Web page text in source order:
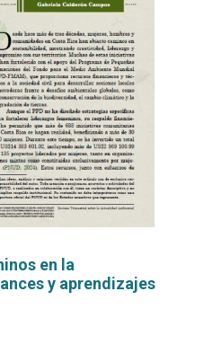
en la
y aprendizajes